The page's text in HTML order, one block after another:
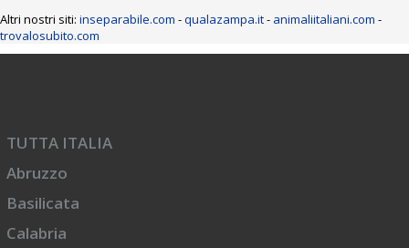
Altri nostri siti: inseparabile.com -qualazampa.it- animaliitaliani.com -
trovalosubito.com
TUTTA ITALIA
Abruzzo
Basilicata
Calabria